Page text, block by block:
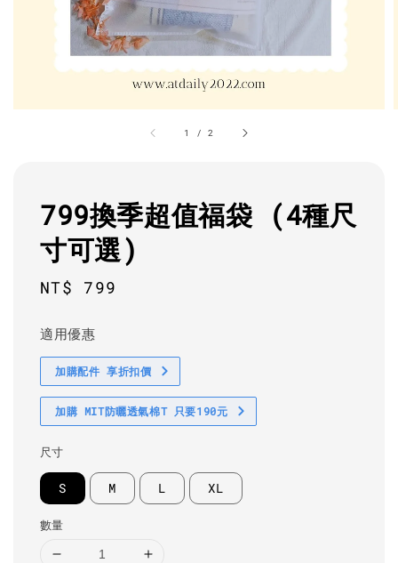
1 /2
799換季超值福袋 (4種尺
寸可選)
Regular
NT$ 799
適用優惠
加購配件 享折扣價
加購 MIT防曬透氣棉T 只要190元
尺寸
S M L XL
數量